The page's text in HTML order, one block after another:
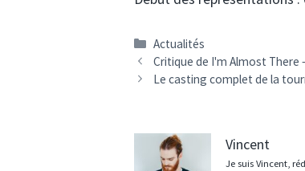
Catégories
Actualités
Critique de I'm Almost There
Le casting complet de la
Vincent
Je suis Vincent,